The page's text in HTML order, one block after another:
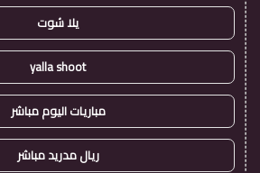
يلا شوت
yalla shoot
مباريات اليوم مباشر
ريال مدريد مباشر